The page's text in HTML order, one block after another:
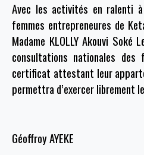
Avec les activités en ralenti
femmes entrepreneures de
Madame KLOLLY Akouvi
consultations nationales des
certificat attestant leur
permettra d’exercer librement
Géoffroy AYEKE